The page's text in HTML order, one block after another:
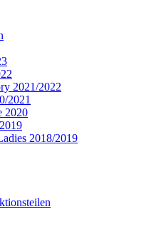
2021/2022
2021
2020
2018/2019